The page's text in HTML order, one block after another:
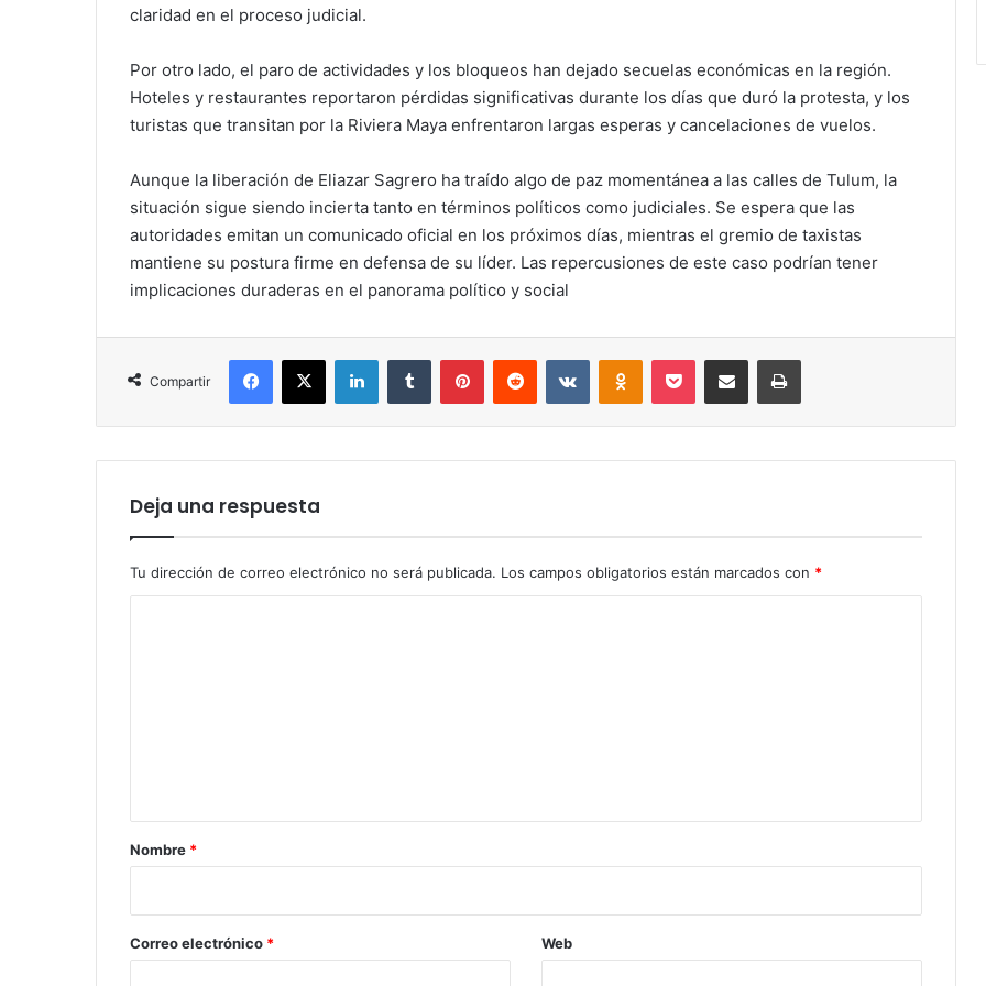
claridad en el proceso judicial.
Por otro lado, el paro de actividades y los bloqueos han dejado secuelas económicas en la región.
Hoteles y restaurantes reportaron pérdidas significativas durante los días que duró la protesta, y los
turistas que transitan por la Riviera Maya enfrentaron largas esperas y cancelaciones de vuelos.
Aunque la liberación de Eliazar Sagrero ha traído algo de paz momentánea a las calles de Tulum, la
situación sigue siendo incierta tanto en términos políticos como judiciales. Se espera que las
autoridades emitan un comunicado oficial en los próximos días, mientras el gremio de taxistas
mantiene su postura firme en defensa de su líder. Las repercusiones de este caso podrían tener
implicaciones duraderas en el panorama político y social
Compartir
Facebook
X LinkedInTumblr PinterestReddit VKontakteOdnoklassniki
Pocket Compartir por correo electrónicoImprimir
Deja una respuesta
Tu dirección de correo electrónico no será publicada. Los campos obligatorios están marcados con *
r
*
Nombre *
Correo electrónico * Web